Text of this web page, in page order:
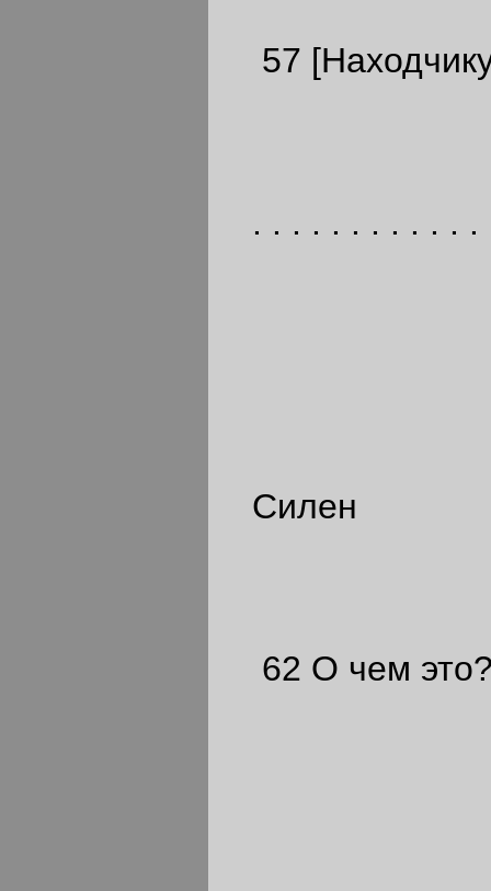
57
. . . . . . . . . . . .
Силен
62 О чем